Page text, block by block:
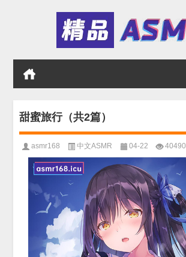
甜蜜旅行（共2篇）
asmr168 中文ASMR 04-22 40490